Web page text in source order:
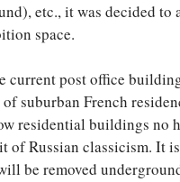
etc., it was decided to
space.
current post office
suburban French
residential buildings no
Russian classicism. It
be removed